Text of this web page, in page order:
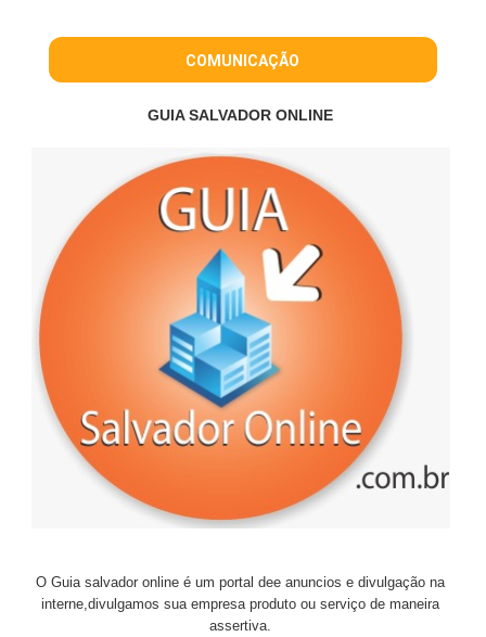
COMUNICAÇÃO
GUIA SALVADOR ONLINE
O Guia salvador online é um portal dee anuncios e divulgação na
interne,divulgamos sua empresa produto ou serviço de maneira
assertiva.